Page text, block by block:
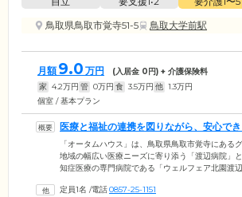
鳥取県鳥取市覚寺51-5
鳥取大学前駅
月額 9.0 万円 (入居金 0円) + 介護保険料
家 4.2万円 管 0万円 食 3.5万円 他 1.3万円
個室 / 基本プラン
医療と福祉の連携を図りながら、安心で
います
「オータムハウス」は、鳥取県鳥取市覚寺にある
地域の幅広い医療ニーズに寄り添う「渡辺病院」
知症医療の専門病院である「ウェルフェア北園渡
りながら、ご入居のみなさまが安心して暮らせる
定員1名 /電話0857-25-1151